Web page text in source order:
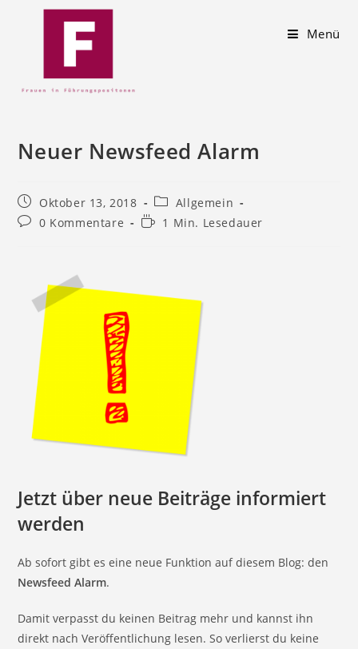
Menü
Neuer Newsfeed Alarm
Oktober 13, 2018
Allgemein
0 Kommentare
1 Min. Lesedauer
Jetzt über neue Beiträge informiert
werden
Ab sofort gibt es eine neue Funktion auf diesem Blog: den
Newsfeed Alarm.
Damit verpasst du keinen Beitrag mehr und kannst ihn
direkt nach Veröffentlichung lesen. So verlierst du keine